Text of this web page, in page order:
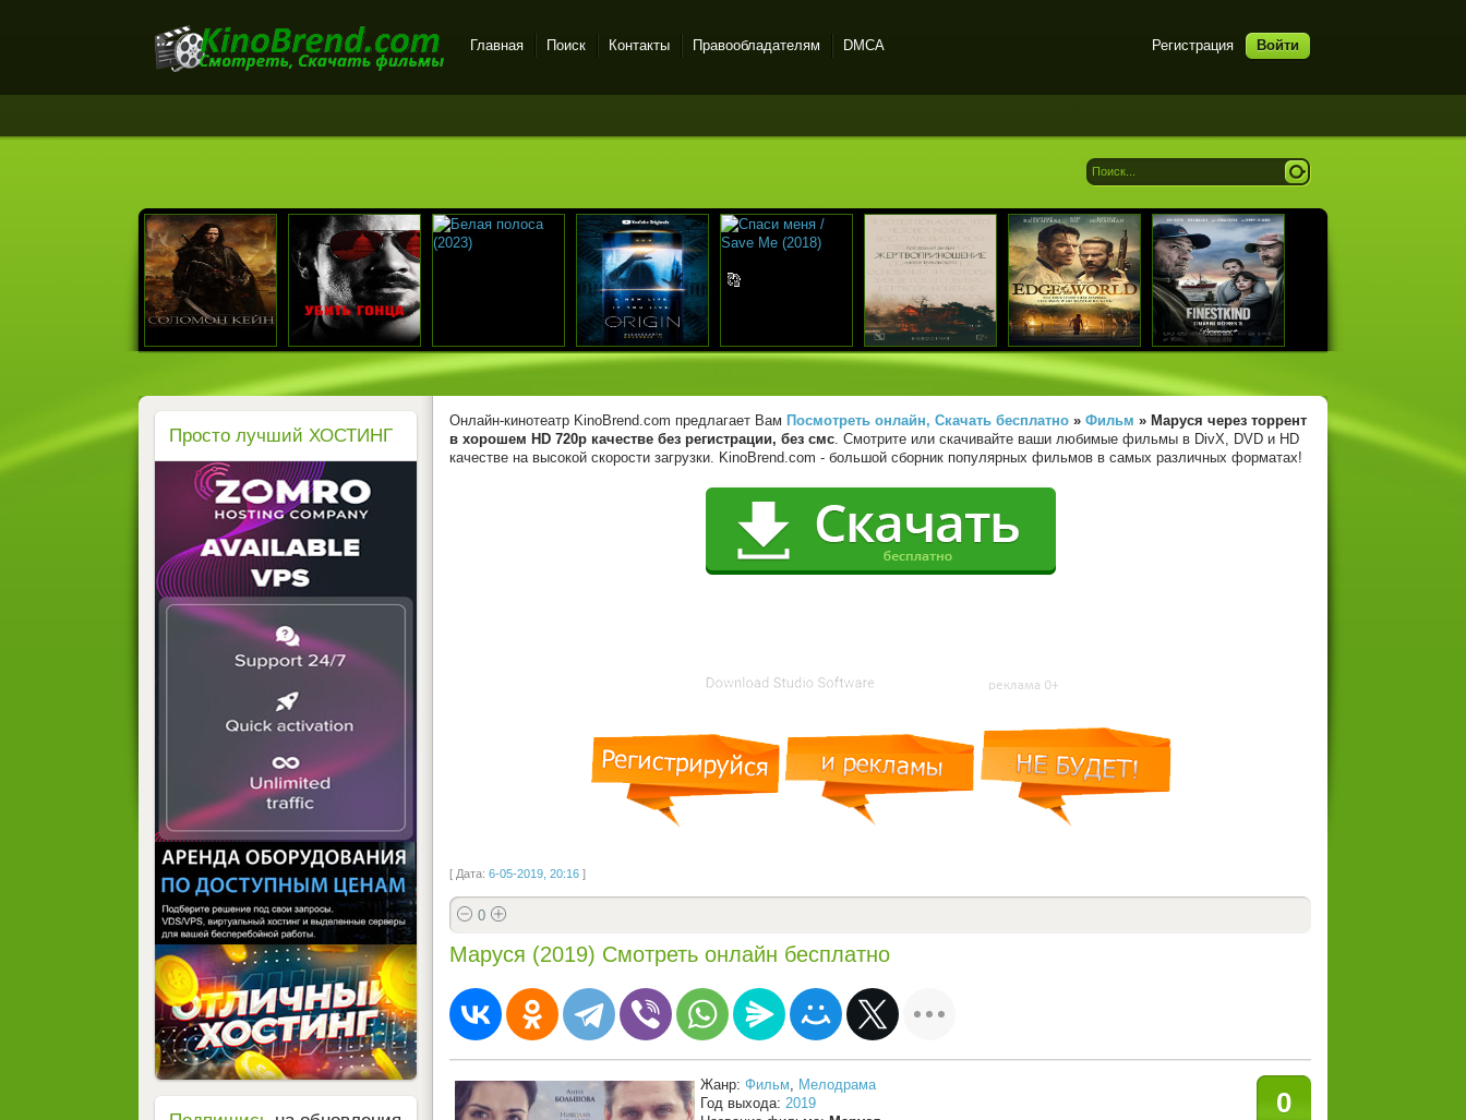
бесплатный просмотр
Регистрация Войти
Главная Поиск Контакты Правообладателям DMCA
Онлайн-кинотеатр KinoBrend.com предлагает Вам Посмотреть онлайн, Скачать бесплатно » Фильм » Маруся через торрент
в хорошем HD 720p качестве без регистрации, без смс. Смотрите или скачивайте ваши любимые фильмы в DivX, DVD и HD
качестве на высокой скорости загрузки. KinoBrend.com - большой сборник популярных фильмов в самых различных форматах!
[ Дата: 6-05-2019, 20:16 ]
0
Маруся (2019) Смотреть онлайн бесплатно
0
Жанр: Фильм, Мелодрама
Год выхода: 2019
Просто лучший ХОСТИНГ